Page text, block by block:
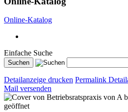
Online-Katalog
Einfache Suche
Detailanzeige drucken Permalink
Mail versenden
geöffnet